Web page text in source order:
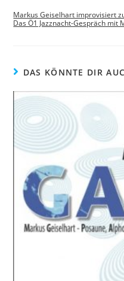
Markus Geiselhart improvisiert
Das Ö1 Jazznacht-Gespräch mit
DAS KÖNNTE DIR